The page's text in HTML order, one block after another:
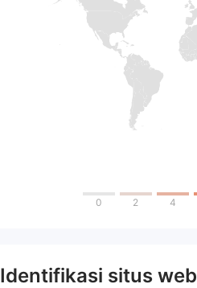
0 2 4
Identifikasi situs web